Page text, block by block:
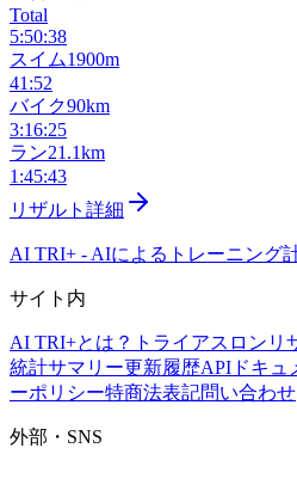
Total
5:50:38
スイム1900m
41:52
バイク90km
3:16:25
ラン21.1km
1:45:43
リザルト詳細
AI TRI+ - AIによるトレーニング
サイト内
AI TRI+とは？ トライアスロンリ
統計サマリー更新履歴APIドキュ
ーポリシー特商法表記問い合わせ
外部・SNS